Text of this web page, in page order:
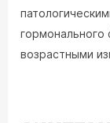
гормонального
возрастными